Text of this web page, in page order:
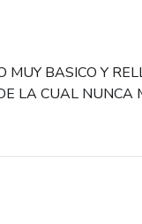
BASICO Y
LA CUAL NUNCA